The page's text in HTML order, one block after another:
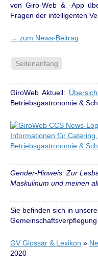
von Giro-Web & -App
Fragen der intelligenten
→ zum News-Beitrag
Seitenanfang
GiroWeb Aktuell:
Betriebsgastronomie &
Gender-Hinweis: Zur
Maskulinum und meinen
Sie befinden sich in
GV Glossar & Lexikon »
2020